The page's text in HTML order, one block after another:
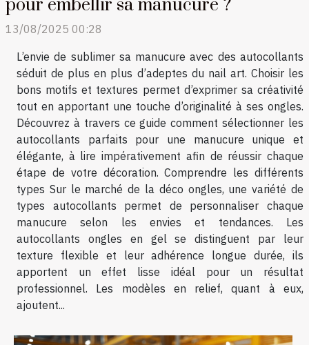
pour embellir sa manucure ?
13/08/2025 00:28
L’envie de sublimer sa manucure avec des autocollants
séduit de plus en plus d’adeptes du nail art. Choisir les
bons motifs et textures permet d’exprimer sa créativité
tout en apportant une touche d’originalité à ses ongles.
Découvrez à travers ce guide comment sélectionner les
autocollants parfaits pour une manucure unique et
élégante, à lire impérativement afin de réussir chaque
étape de votre décoration. Comprendre les différents
types Sur le marché de la déco ongles, une variété de
types autocollants permet de personnaliser chaque
manucure selon les envies et tendances. Les
autocollants ongles en gel se distinguent par leur
texture flexible et leur adhérence longue durée, ils
apportent un effet lisse idéal pour un résultat
professionnel. Les modèles en relief, quant à eux,
ajoutent...